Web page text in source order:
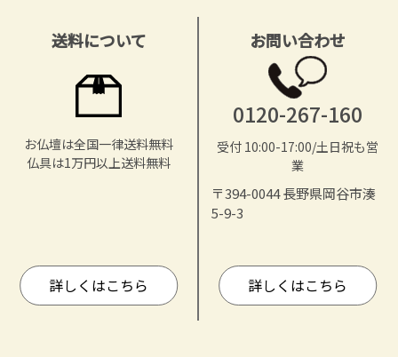
送料について
お仏壇は全国一律送料無料
仏具は1万円以上送料無料
詳しくはこちら
お問い合わせ
0120-267-160
受付 10:00-17:00/土日祝も営
業
〒394-0044 長野県岡谷市湊
5-9-3
詳しくはこちら